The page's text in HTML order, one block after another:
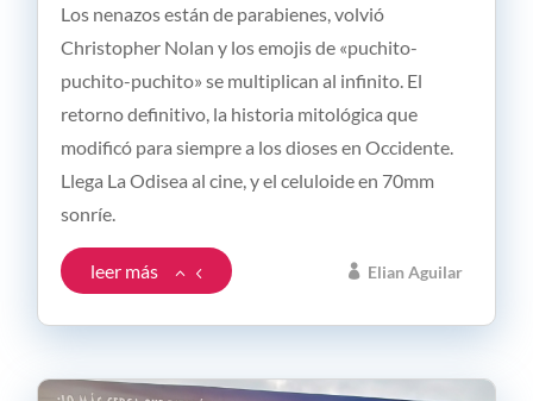
Elian Aguilar
Los nenazos están de parabienes, volvió
Christopher Nolan y los emojis de «puchito-
puchito-puchito» se multiplican al infinito. El
retorno definitivo, la historia mitológica que
modificó para siempre a los dioses en Occidente.
Llega La Odisea al cine, y el celuloide en 70mm
sonríe.
leer más